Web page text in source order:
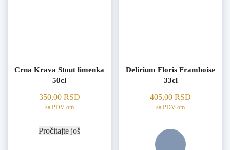
Crna Krava Stout limenka
50cl
350,00 RSD
sa PDV-om
Pročitajte još
Delirium Floris Framboise
33cl
405,00RSD
sa PDV-om